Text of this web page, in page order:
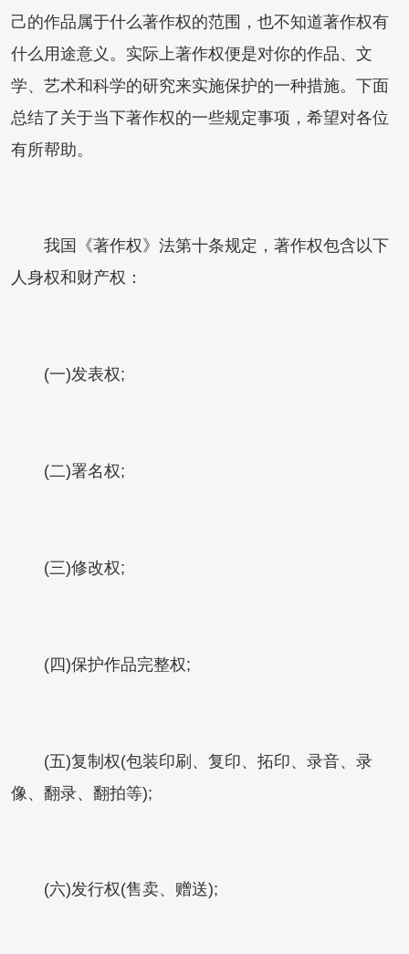
己的作品属于什么著作权的范围，也不知道著作权有
什么用途意义。实际上著作权便是对你的作品、文
学、艺术和科学的研究来实施保护的一种措施。下面
总结了关于当下著作权的一些规定事项，希望对各位
有所帮助。
我国《著作权》法第十条规定，著作权包含以下
人身权和财产权：
(一)发表权;
(二)署名权;
(三)修改权;
(四)保护作品完整权;
(五)复制权(包装印刷、复印、拓印、录音、录
像、翻录、翻拍等);
(六)发行权(售卖、赠送);